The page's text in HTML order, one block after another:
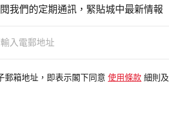
我們的定期通訊，緊貼城中最新情報
郵箱地址，即表示閣下同意 使用條款 細則及